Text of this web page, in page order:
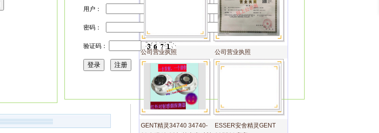
用户：
密码：
验证码：
登录 注册
公司营业执照 公司营业执照
GENT精灵34740 34740-
ESSER安舍精灵GENT